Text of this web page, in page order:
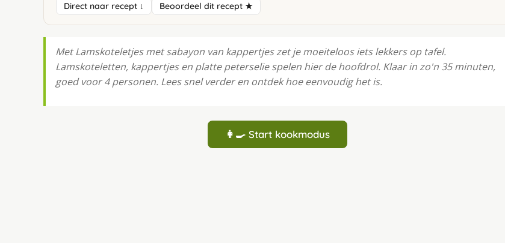
Direct naar recept ↓ Beoordeel dit recept ★
Met Lamskoteletjes met sabayon van kappertjes zet je moeiteloos iets lekkers op tafel.
Lamskoteletten, kappertjes en platte peterselie spelen hier de hoofdrol. Klaar in zo'n 35 minuten,
goed voor 4 personen. Lees snel verder en ontdek hoe eenvoudig het is.
👩‍🍳 Start kookmodus